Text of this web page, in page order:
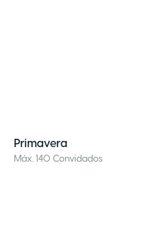
Primavera
Máx. 140 Convidados